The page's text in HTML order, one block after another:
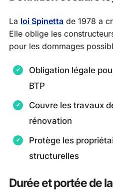
La loi Spinetta de 1978 a
Elle oblige les
pour les dommages
Obligation légale
BTP
Couvre les travaux
rénovation
Protège les
structurelles
Durée et portée de